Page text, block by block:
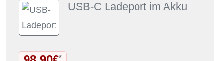
USB-C Ladeport im Akku
*